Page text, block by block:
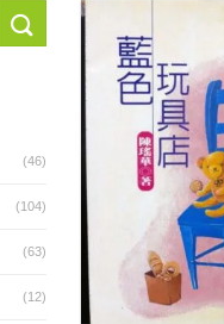
(46)
(104)
(63)
(12)